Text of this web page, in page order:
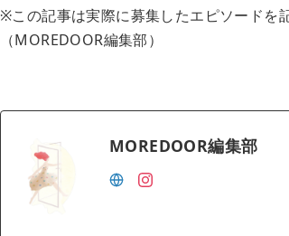
※この記事は実際に募集したエピソードを
（MOREDOOR編集部）
MOREDOOR編集部